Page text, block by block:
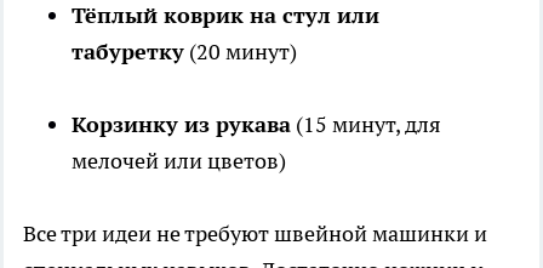
Тёплый коврик на стул или
табуретку (20 минут)
Корзинку из рукава (15 минут, для
мелочей или цветов)
Все три идеи не требуют швейной машинки и